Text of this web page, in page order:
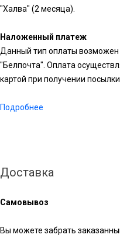
"Халва" (2 месяца).
Наложенный платеж
Данный тип оплаты
"Белпочта". Оплата
картой при получении посылки.
Подробнее
Доставка
Самовывоз
Вы можете забрать